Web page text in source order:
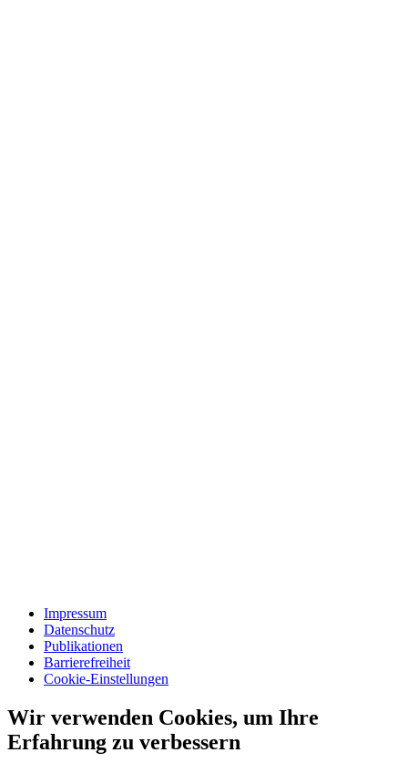
Impressum
Datenschutz
Publikationen
Barrierefreiheit
Cookie-Einstellungen
Wir verwenden Cookies, um Ihre
Erfahrung zu verbessern